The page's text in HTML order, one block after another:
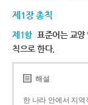
제1장 총칙
제1항 표준어는 교양
칙으로 한다.
해설
한 나라 안에서 지